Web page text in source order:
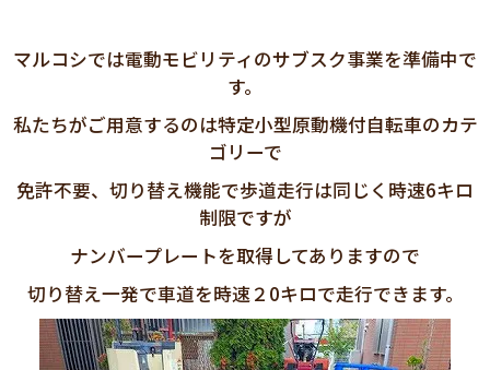
マルコシでは電動モビリティのサブスク事業を準備中で
す。
私たちがご用意するのは特定小型原動機付自転車のカテ
ゴリーで
免許不要、切り替え機能で歩道走行は同じく時速6キロ
制限ですが
ナンバープレートを取得してありますので
切り替え一発で車道を時速２0キロで走行できます。